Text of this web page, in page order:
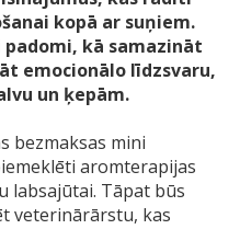
kopā ar suņiem.
kā samazināt
emocionālo līdzsvaru,
un ķepām.
bezmaksas mini
aromterapijas
labsajūtai. Tāpat būs
veterinārārstu, kas